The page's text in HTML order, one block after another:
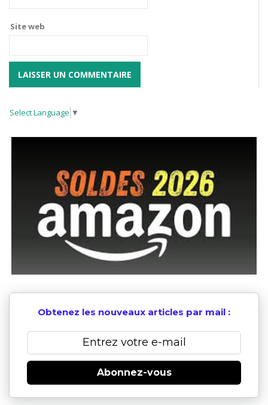
Site web
Select Language ▼
Obtenez les nouveaux articles par mail :
Abonnez-vous